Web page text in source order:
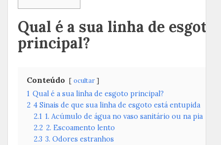
Qual é a sua linha de esgoto
principal?
Conteúdo ocultar
1 Qual é a sua linha de esgoto principal?
2 4 Sinais de que sua linha de esgoto está entupida
2.1 1. Acúmulo de água no vaso sanitário ou na pia
2.2 2. Escoamento lento
2.3 3. Odores estranhos